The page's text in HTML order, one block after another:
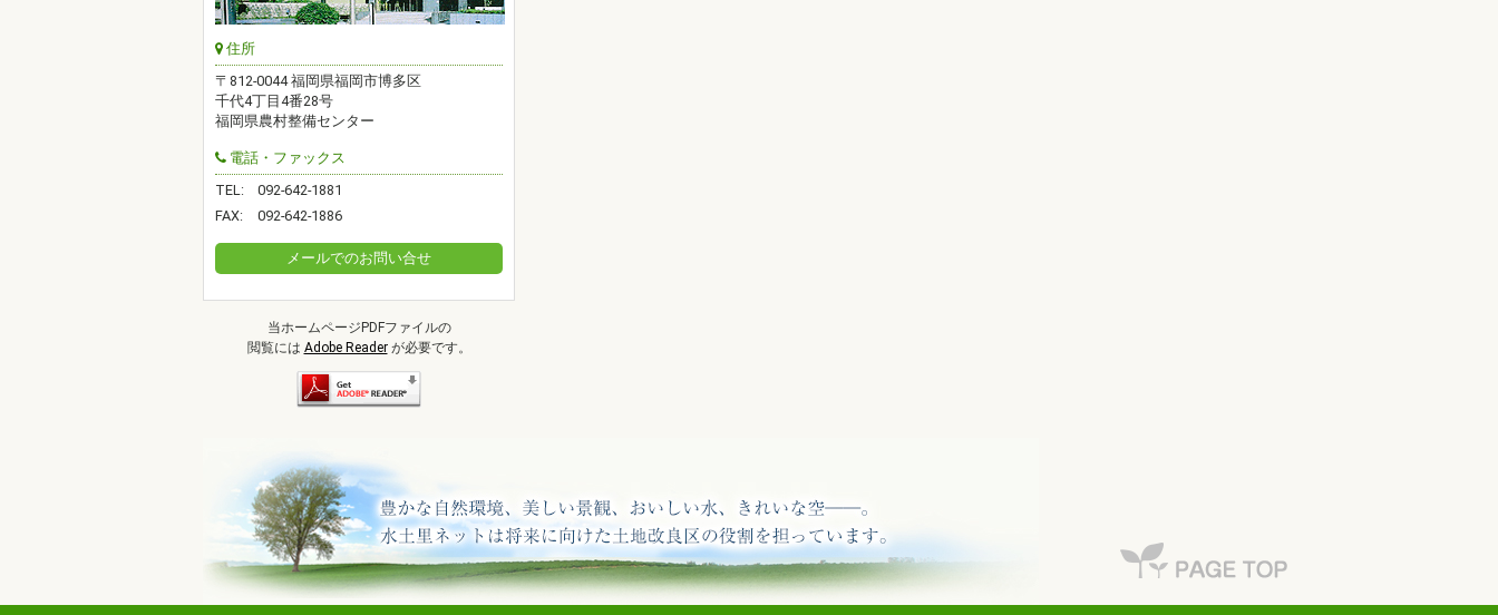
住所
〒812-0044 福岡県福岡市博多区
千代4丁目4番28号
福岡県農村整備センター
電話・ファックス
TEL:
092-642-1881
FAX:
092-642-1886
メールでのお問い合せ
当ホームページPDFファイルの
閲覧には Adobe Readerが必要です。